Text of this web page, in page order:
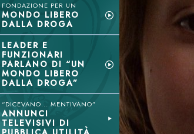
FONDAZIONE PER UN
MONDO LIBERO
DALLA DROGA
LEADER E
FUNZIONARI
PARLANO DI “UN
MONDO LIBERO
DALLA DROGA”
“DICEVANO... MENTIVANO”
ANNUNCI
TELEVISIVI DI